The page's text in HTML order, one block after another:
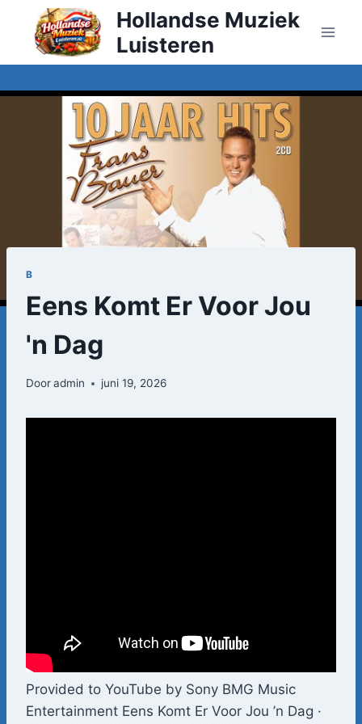
Doorgaan
inhoud
Hollandse Muziek
Luisteren
B
Eens Komt Er Voor Jou
'n Dag
Dooradmin juni 19, 2026
Provided to YouTube by Sony BMG Music
Entertainment Eens Komt Er Voor Jou ’n Dag ·